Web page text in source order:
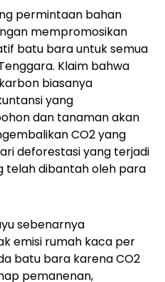
permintaan bahan
mempromosikan
batu bara untuk semua
Klaim bahwa
biasanya
yang
dan tanaman akan
CO2 yang
deforestasi yang terjadi
telah dibantah oleh para
sebenarnya
emisi rumah kaca per
batu bara karena CO2
pemanenan,